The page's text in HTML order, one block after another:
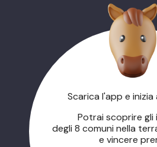
Scarica l'app e inizia
Potrai scoprire gli
degli 8 comuni nella
e vincere